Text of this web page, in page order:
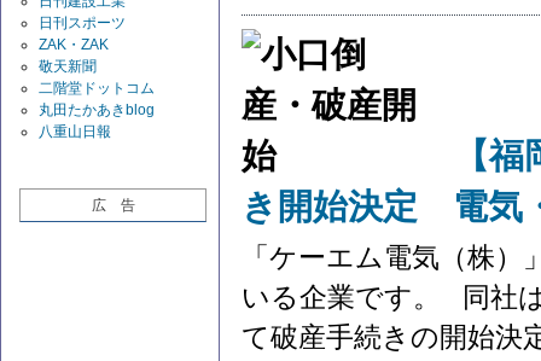
日刊スポーツ
ZAK・ZAK
敬天新聞
二階堂ドットコム
丸田たかあきblog
八重山日報
広 告
【
き開始決定 電気
「ケーエム電気（株
いる企業です。 同社
て破産手続きの開始決